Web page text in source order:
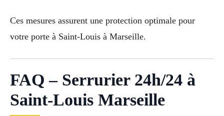
Ces mesures assurent une protection optimale pour
votre porte à Saint-Louis à Marseille.
FAQ – Serrurier 24h/24 à
Saint-Louis Marseille